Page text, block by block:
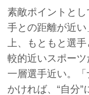
素敵ポイントと
手との距離が近
上、もともと選
較的近いスポー
一層選手近い。
かければ、“自分